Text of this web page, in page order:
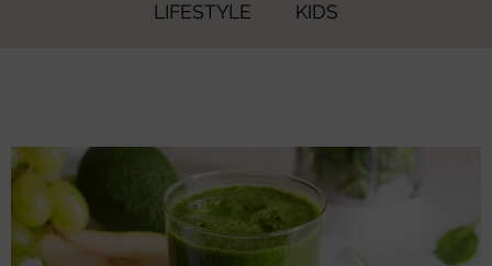
LIFESTYLE KIDS